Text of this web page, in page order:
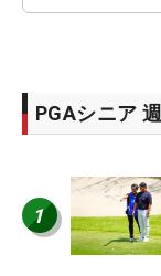
PGAシニア
1